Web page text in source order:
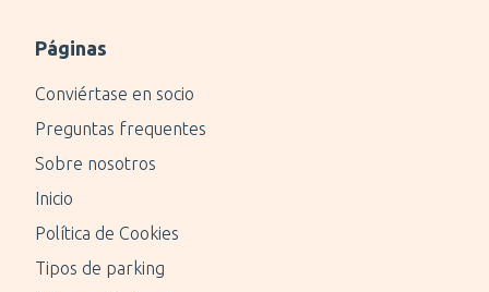
Páginas
Conviértase en socio
Preguntas frequentes
Sobre nosotros
Inicio
Política de Cookies
Tipos de parking